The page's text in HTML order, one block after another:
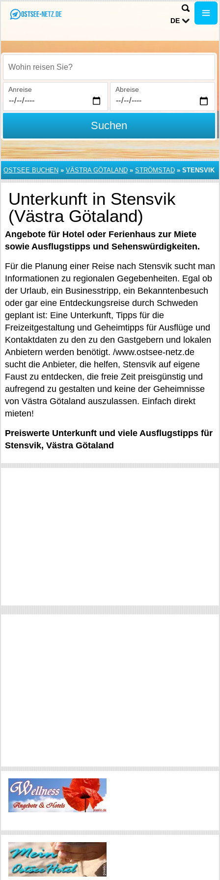
DE
Wohin reisen Sie?
Anreise Abreise
Suchen
OSTSEE BUCHEN » VÄSTRA GÖTALAND » STRÖMSTAD » STENSVIK
Unterkunft in Stensvik
(Västra Götaland)
Angebote für Hotel oder Ferienhaus zur Miete
sowie Ausflugstipps und Sehenswürdigkeiten.
Für die Planung einer Reise nach Stensvik sucht man
Informationen zu regionalen Gegebenheiten. Egal ob
der Urlaub, ein Businesstripp, ein Bekanntenbesuch
oder gar eine Entdeckungsreise durch Schweden
geplant ist: Eine Unterkunft, Tipps für die
Freizeitgestaltung und Geheimtipps für Ausflüge und
Kontaktdaten zu den zu den Gastgebern und lokalen
Anbietern werden benötigt. /www.ostsee-netz.de
sucht die Anbieter, die helfen, Stensvik auf eigene
Faust zu entdecken, die freie Zeit preisgünstig und
aufregend zu gestalten und keine der Geheimnisse
von Västra Götaland auszulassen. Einfach direkt
mieten!
Preiswerte Unterkunft und viele Ausflugstipps für
Stensvik, Västra Götaland